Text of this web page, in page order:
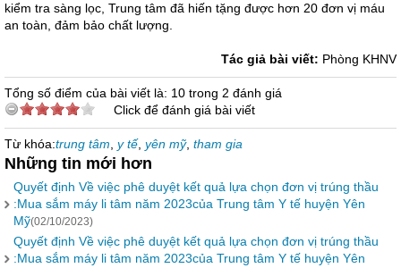
kiểm tra sàng lọc, Trung tâm đã hiến tặng được hơn 20 đơn vị máu
an toàn, đảm bảo chất lượng.
Tác giả bài viết: Phòng KHNV
Tổng số điểm của bài viết là: 10 trong 2 đánh giá
Click để đánh giá bài viết
Từ khóa:trung tâm y tế, yên mỹ, tham gia
Những tin mới hơn
Quyết định Về việc phê duyệt kết quả lựa chọn đơn vị trúng thầu
:Mua sắm máy li tâm năm 2023của Trung tâm Y tế huyện Yên
Mỹ(02/10/2023)
Quyết định Về việc phê duyệt kết quả lựa chọn đơn vị trúng thầu
:Mua sắm máy li tâm năm 2023của Trung tâm Y tế huyện Yên